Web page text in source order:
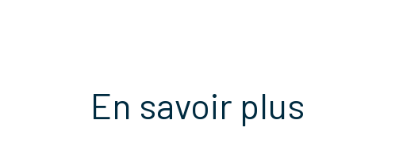
En savoir plus